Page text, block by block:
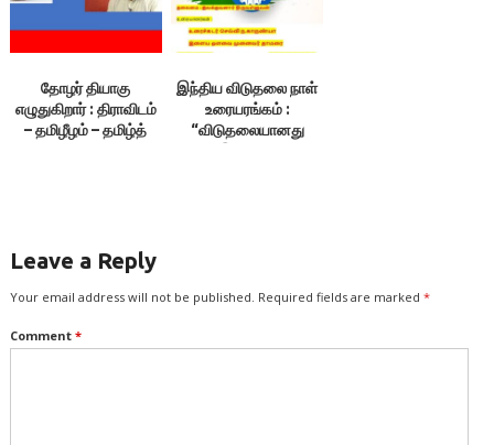
தோழர் தியாகு
எழுதுகிறார் : திராவிடம்
– தமிழீழம் – தமிழ்த்
இந்திய விடுதலை நாள்
உரையரங்கம் :
“விடுதலையானது
Leave a Reply
Your email address will not be published. Required fields are marked *
Comment *